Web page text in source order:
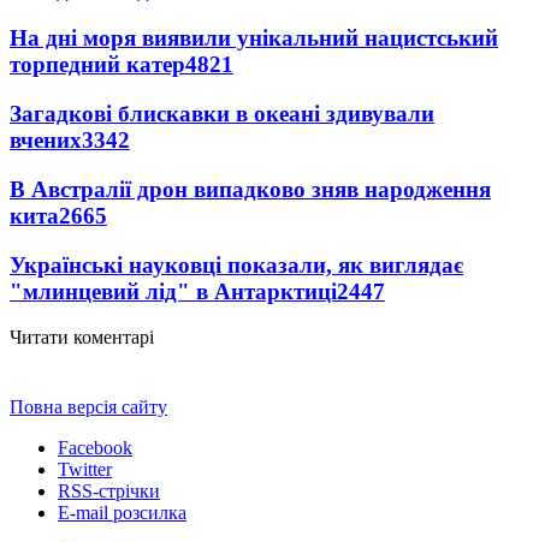
На дні моря виявили унікальний нацистський
торпедний катер4821
Загадкові блискавки в океані здивували
вчених3342
В Австралії дрон випадково зняв народження
кита2665
Українські науковці показали, як виглядає
"млинцевий лід" в Антарктиці2447
Читати коментарі
Повна версія сайту
Facebook
Twitter
RSS-стрічки
E-mail розсилка